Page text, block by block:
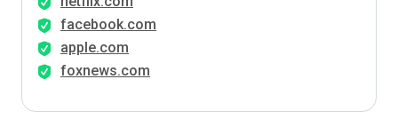
facebook.com
apple.com
foxnews.com